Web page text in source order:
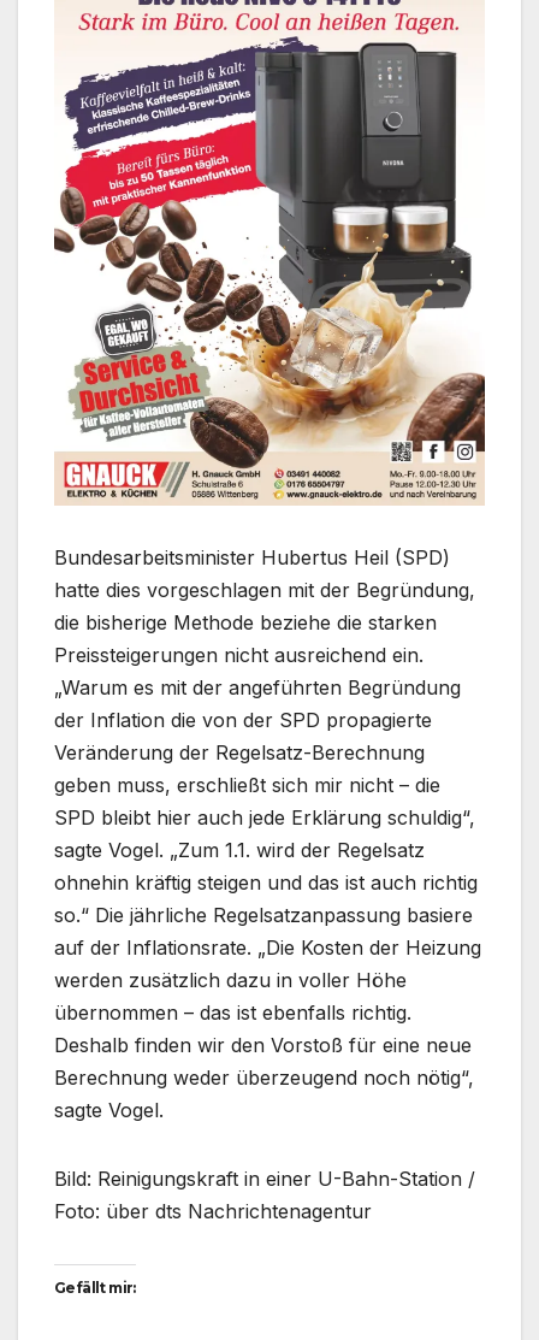
Bundesarbeitsminister Hubertus Heil (SPD)
hatte dies vorgeschlagen mit der Begründung,
die bisherige Methode beziehe die starken
Preissteigerungen nicht ausreichend ein.
„Warum es mit der angeführten Begründung
der Inflation die von der SPD propagierte
Veränderung der Regelsatz-Berechnung
geben muss, erschließt sich mir nicht – die
SPD bleibt hier auch jede Erklärung schuldig“,
sagte Vogel. „Zum 1.1. wird der Regelsatz
ohnehin kräftig steigen und das ist auch richtig
so.“ Die jährliche Regelsatzanpassung basiere
auf der Inflationsrate. „Die Kosten der Heizung
werden zusätzlich dazu in voller Höhe
übernommen – das ist ebenfalls richtig.
Deshalb finden wir den Vorstoß für eine neue
Berechnung weder überzeugend noch nötig“,
sagte Vogel.
Bild: Reinigungskraft in einer U-Bahn-Station /
Foto: über dts Nachrichtenagentur
Gefällt mir: